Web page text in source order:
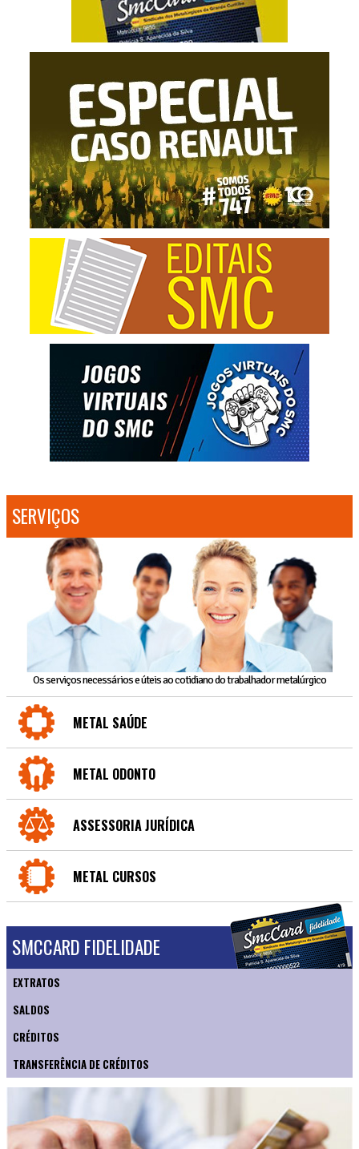
SERVIÇOS
Os serviços necessários e úteis ao cotidiano do trabalhador metalúrgico
METAL SAÚDE
METAL ODONTO
ASSESSORIA JURÍDICA
METAL CURSOS
SMCCARD FIDELIDADE
EXTRATOS
SALDOS
CRÉDITOS
TRANSFERÊNCIA DE CRÉDITOS